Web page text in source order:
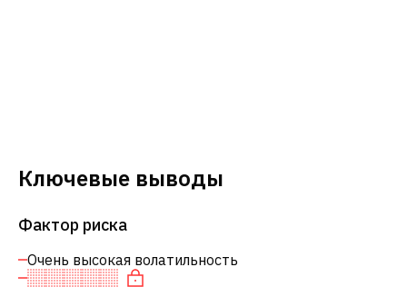
Ключевые выводы
Фактор риска
Очень высокая волатильность